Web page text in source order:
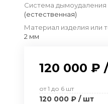
Система дымоудаления
(естественная)
Материал изделия или
2 мм
120 000 ₽ /
от 1 до 6 шт
120 000 ₽ / шт